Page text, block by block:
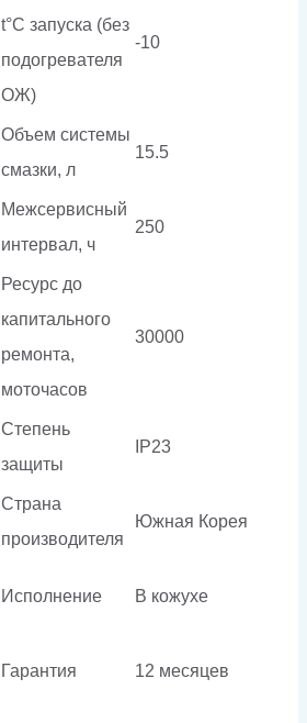
t°С запуска (без
подогревателя
ОЖ)
-10
Объем системы
смазки, л
15.5
Межсервисный
интервал, ч
250
Ресурс до
капитального
ремонта,
моточасов
30000
Степень
защиты
IP23
Страна
производителя
Южная Корея
Исполнение В кожухе
Гарантия 12 месяцев